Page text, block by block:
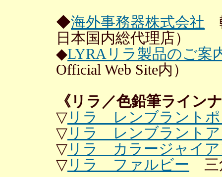
◆海外事務器株式会社
日本国内総代理店）
◆LYRAリラ製品のご案
Official Web Site内）
《リラ／色鉛筆ライン
▽ リラ レンブラント
▽ リラ レンブラント
▽ リラ カラージャイ
▽ リラ ファルビー 三